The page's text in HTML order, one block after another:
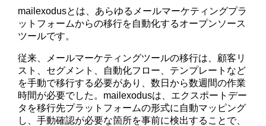
mailexodusとは、あらゆるメールマーケティングプラ
ットフォームからの移行を自動化するオープンソース
ツールです。
従来、メールマーケティングツールの移行は、顧客リ
スト、セグメント、自動化フロー、テンプレートなど
を手動で移行する必要があり、数日から数週間の作業
時間が必要でした。mailexodusは、エクスポートデー
タを移行先プラットフォームの形式に自動マッピング
し、手動確認が必要な箇所を事前に検出することで、